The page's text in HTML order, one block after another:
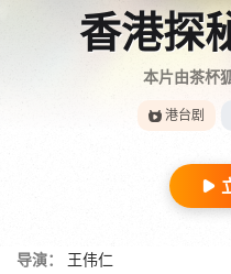
香港探
本片由茶杯
港台剧
导演：
王伟仁